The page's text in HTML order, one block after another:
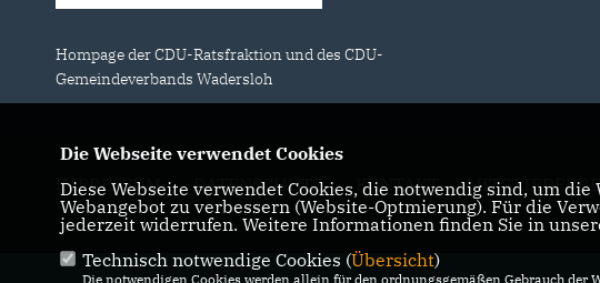
Hompage der CDU-Ratsfraktion und des CDU-
Gemeindeverbands Wadersloh
IMPRESSUM DATENSCHUTZ KONTAKT
Die Webseite verwendet Cookies
Diese Webseite verwendet Cookies, die notwendig sind, um
Webangebot zu verbessern (Website-Optmierung). Für die
jederzeit widerrufen. Weitere Informationen finden Sie in
Technisch notwendige Cookies (Übersicht)
Die notwendigen Cookies werden allein für den ordnungsgemäßen Gebrauch der